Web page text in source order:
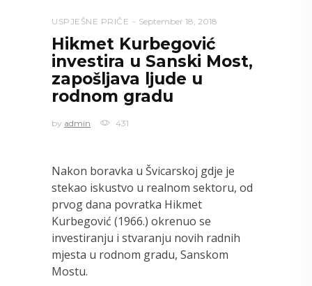
USPJEŠNE PRIČE September 18, 2018
Hikmet Kurbegović
investira u Sanski Most,
zapošljava ljude u
rodnom gradu
by admin 431
Nakon boravka u Švicarskoj gdje je
stekao iskustvo u realnom sektoru, od
prvog dana povratka Hikmet
Kurbegović (1966.) okrenuo se
investiranju i stvaranju novih radnih
mjesta u rodnom gradu, Sanskom
Mostu.